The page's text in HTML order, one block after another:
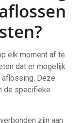
elk moment af te
dat er mogelijk
Deze
de specifieke
zijn aan